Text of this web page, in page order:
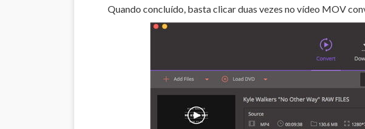
Quando concluído, basta clicar duas vezes no vídeo MOV